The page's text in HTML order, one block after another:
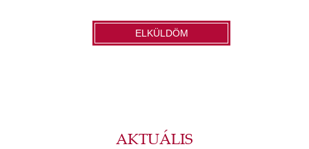
ELKÜLDÖM
AKTUÁLIS